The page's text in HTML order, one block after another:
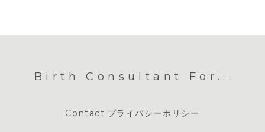
Birth Consultant For...
Contact プライバシーポリシー